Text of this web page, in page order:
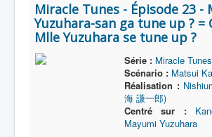
Miracle Tunes - Épisode 23 -
Yuzuhara-san ga tune up ? =
Mlle Yuzuhara se tune up ?
Série : Miracle Tunes
Scénario : Matsui
Réalisation :
海 謙一郎)
Centré sur :
Mayumi Yuzuhara